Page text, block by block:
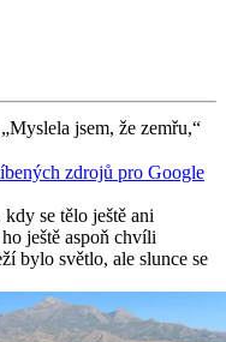
jsem, že zemřu,“
zdrojů pro Google
se tělo ještě ani
ještě aspoň chvíli
bylo světlo, ale slunce se